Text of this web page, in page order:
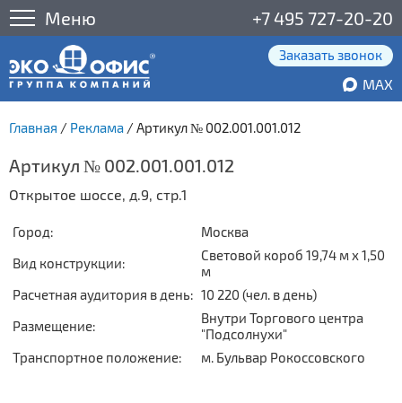
Меню +7 495 727-20-20
Заказать звонок
MAX
Главная / Реклама /Артикул № 002.001.001.012
Артикул № 002.001.001.012
Открытое шоссе, д.9, стр.1
Город:
Москва
Вид конструкции:
Световой короб 19,74 м x 1,50
м
Расчетная аудитория в день: 10 220 (чел. в день)
Размещение:
Внутри Торгового центра
"Подсолнухи"
Транспортное положение:
м. Бульвар Рокоссовского